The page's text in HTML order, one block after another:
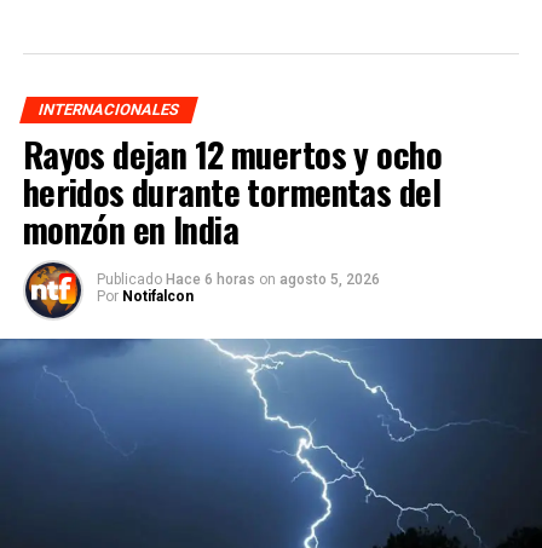
INTERNACIONALES
Rayos dejan 12 muertos y ocho
heridos durante tormentas del
monzón en India
Publicado Hace 6 horas on agosto 5, 2026
Por Notifalcon